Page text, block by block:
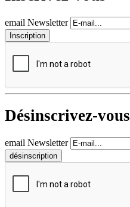
email Newsletter
Désinscrivez-vous
email Newsletter